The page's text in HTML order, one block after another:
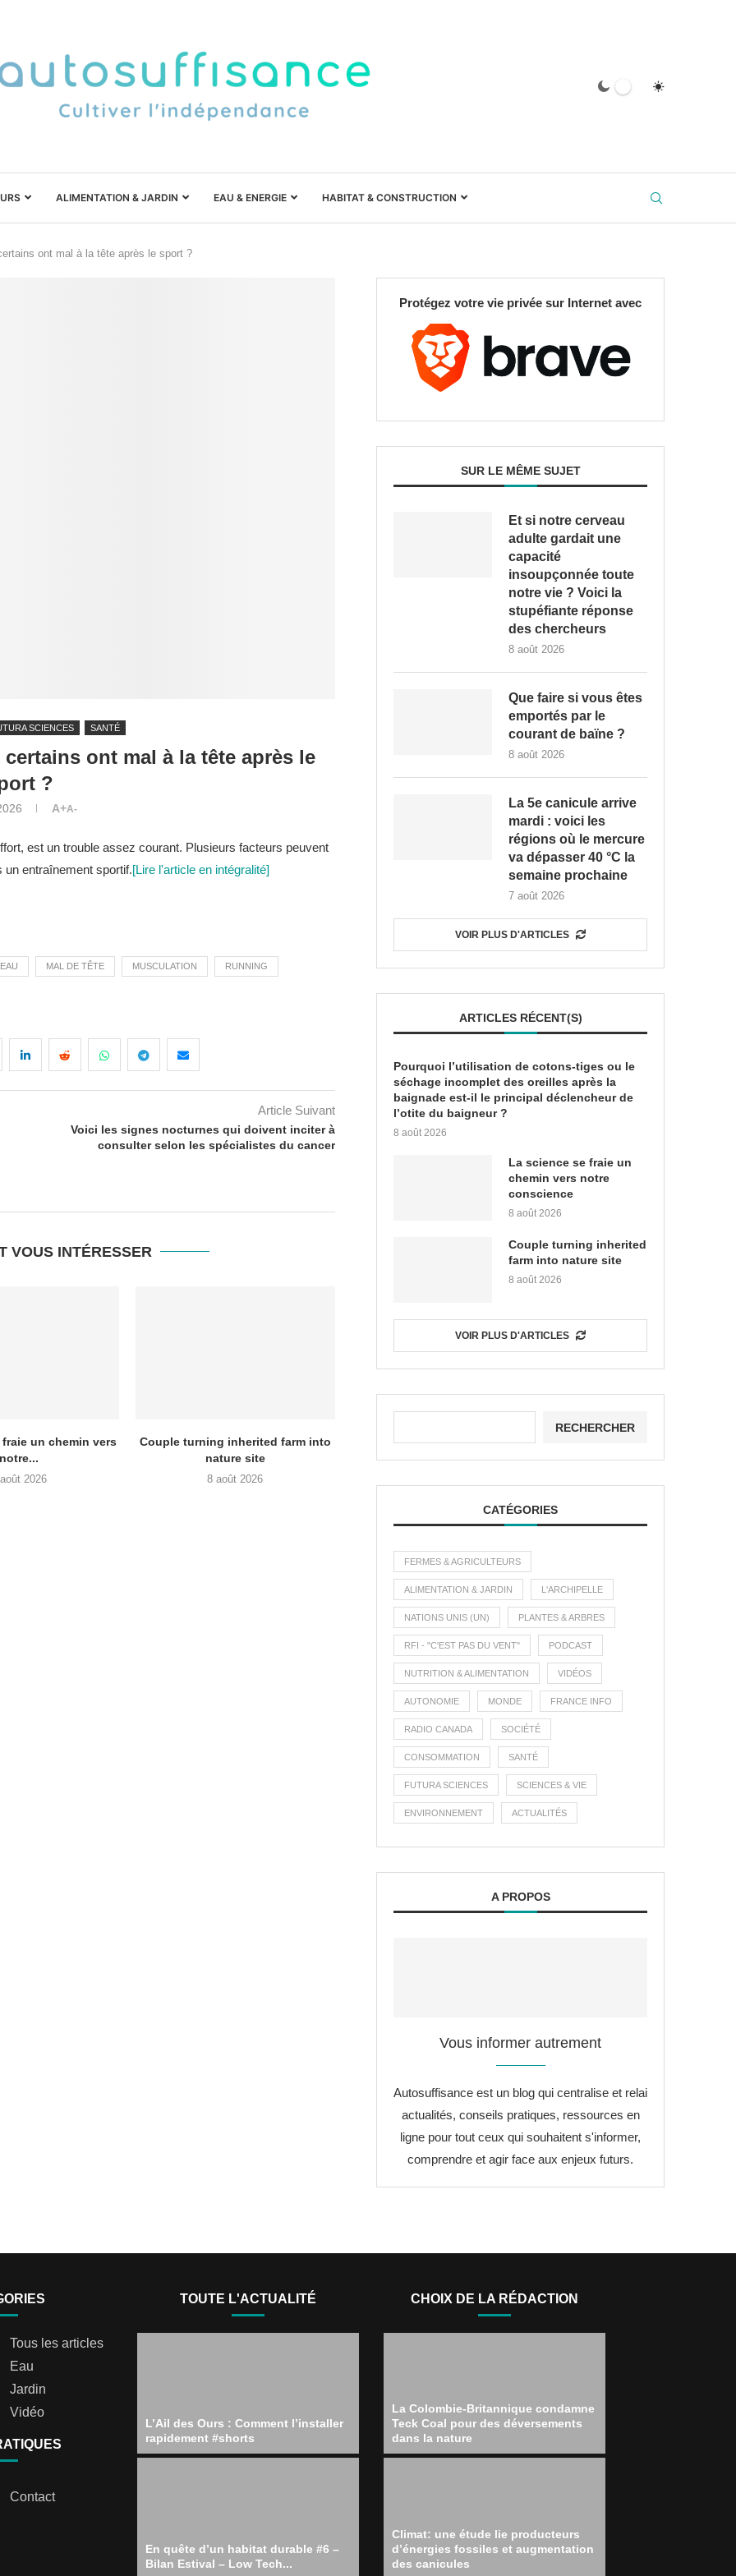
ALIMENTATION & JARDIN EAU & ENERGIE HABITAT & CONSTRUCTION
ont mal à la tête après le sport ?
SCIENCES SANTÉ
ont mal à la tête après le
?
A+A-
est un trouble assez courant. Plusieurs facteurs peuvent
un entraînement sportif.[Lire l'article en intégralité]
MAL DE TÊTE MUSCULATION RUNNING
Article Suivant
Voici les signes nocturnes qui doivent inciter à
consulter selon les spécialistes du cancer
VOUS INTÉRESSER
un chemin vers
notre...
2026
Couple turning inherited farm into
nature site
8 août 2026
Protégez votre vie privée sur Internet avec
SUR LE MÊME SUJET
Et si notre cerveau
adulte gardait une
capacité
insoupçonnée toute
notre vie ? Voici la
stupéfiante réponse
des chercheurs
8 août 2026
Que faire si vous êtes
emportés par le
courant de baïne ?
8 août 2026
La 5e canicule arrive
mardi : voici les
régions où le mercure
va dépasser 40 °C la
semaine prochaine
7 août 2026
VOIR PLUS D'ARTICLES
ARTICLES RÉCENT(S)
Pourquoi l’utilisation de cotons-tiges ou le
séchage incomplet des oreilles après la
baignade est-il le principal déclencheur de
l’otite du baigneur ?
8 août 2026
La science se fraie un
chemin vers notre
conscience
8 août 2026
Couple turning inherited
farm into nature site
8 août 2026
VOIR PLUS D'ARTICLES
RECHERCHER
CATÉGORIES
FERMES & AGRICULTEURS
ALIMENTATION & JARDIN L'ARCHIPELLE
NATIONS UNIS (UN) PLANTES & ARBRES
RFI - "C'EST PAS DU VENT" PODCAST
NUTRITION & ALIMENTATION VIDÉOS
AUTONOMIE MONDE FRANCE INFO
RADIO CANADA SOCIÉTÉ
CONSOMMATION SANTÉ
FUTURA SCIENCES SCIENCES & VIE
ENVIRONNEMENT ACTUALITÉS
A PROPOS
Vous informer autrement
Autosuffisance est un blog qui centralise et relai
actualités, conseils pratiques, ressources en
ligne pour tout ceux qui souhaitent s'informer,
comprendre et agir face aux enjeux futurs.
Tous les articles
Eau
Jardin
Vidéo
Contact
TOUTE L'ACTUALITÉ
L’Ail des Ours : Comment l’installer
rapidement #shorts
En quête d’un habitat durable #6 –
Bilan Estival – Low Tech...
CHOIX DE LA RÉDACTION
La Colombie-Britannique condamne
Teck Coal pour des déversements
dans la nature
Climat: une étude lie producteurs
d’énergies fossiles et augmentation
des canicules